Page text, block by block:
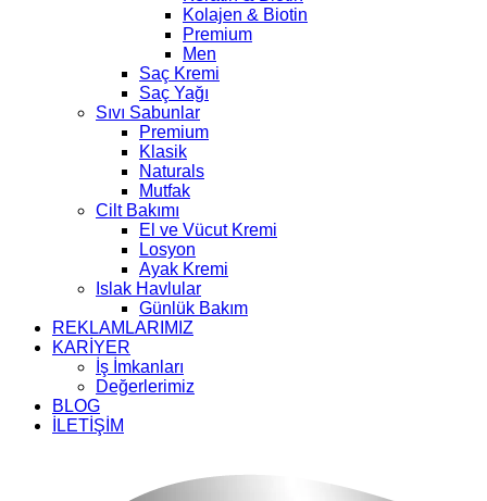
Kolajen & Biotin
Premium
Men
Saç Kremi
Saç Yağı
Sıvı Sabunlar
Premium
Klasik
Naturals
Mutfak
Cilt Bakımı
El ve Vücut Kremi
Losyon
Ayak Kremi
Islak Havlular
Günlük Bakım
REKLAMLARIMIZ
KARİYER
İş İmkanları
Değerlerimiz
BLOG
İLETİŞİM